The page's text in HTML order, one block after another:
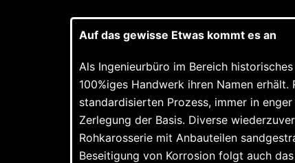
Auf das gewisse Etwas kommt es an
Als Ingenieurbüro im Bereich
100%iges Handwerk ihren Namen
standardisierten Prozess, immer in
Zerlegung der Basis. Diverse
Rohkarosserie mit Anbauteilen
Beseitigung von Korrosion folgt auch